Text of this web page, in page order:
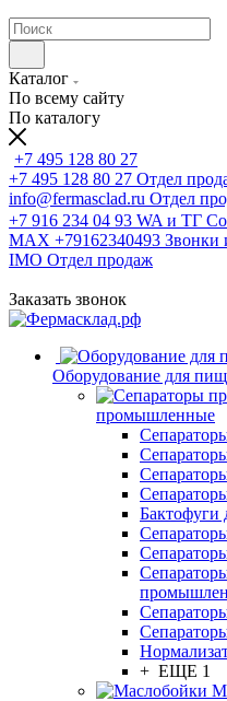
Каталог
По всему сайту
По каталогу
+7 495 128 80 27
+7 495 128 80 27 Отдел
info@fermasclad.ru Отдел
+7 916 234 04 93 WA и ТГ
MAX +79162340493 Звонки
IMO Отдел продаж
Заказать звонок
Оборудование для
промышленные
Бактофуги
+ ЕЩЕ 1